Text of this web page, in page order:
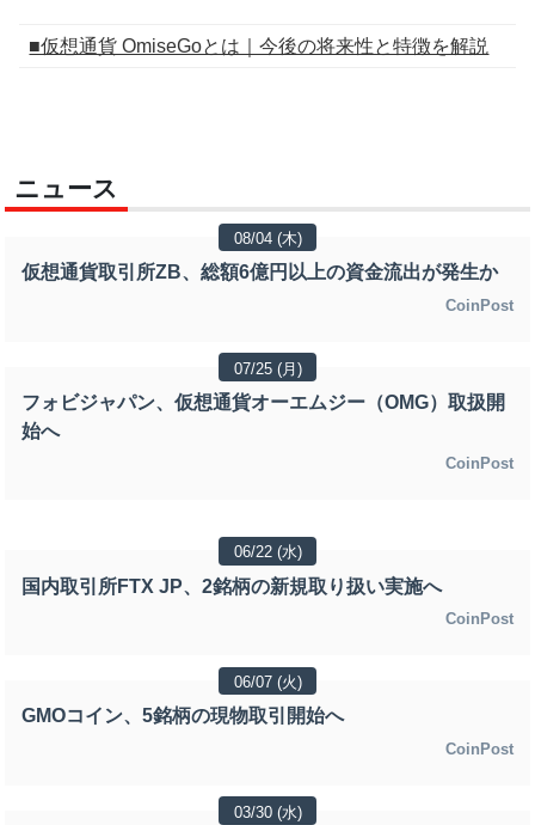
■仮想通貨 OmiseGoとは｜今後の将来性と特徴を解説
ニュース
08/04 (木)
仮想通貨取引所ZB、総額6億円以上の資金流出が発生か
CoinPost
07/25 (月)
フォビジャパン、仮想通貨オーエムジー（OMG）取扱開
始へ
CoinPost
06/22 (水)
国内取引所FTX JP、2銘柄の新規取り扱い実施へ
CoinPost
06/07 (火)
GMOコイン、5銘柄の現物取引開始へ
CoinPost
03/30 (水)